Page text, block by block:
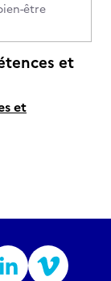
être
et
et